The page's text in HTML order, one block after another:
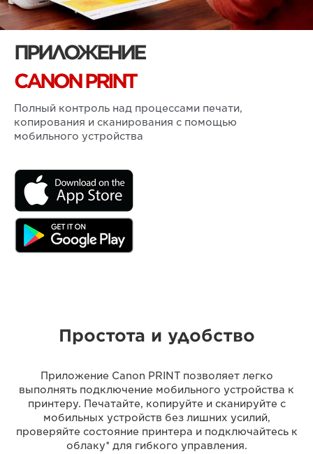
ПРИЛОЖЕНИЕ
CANON PRINT
Полный контроль над процессами печати,
копирования и сканирования с помощью
мобильного устройства
Простота и удобство
Приложение Canon PRINT позволяет легко
выполнять подключение мобильного устройства к
принтеру. Печатайте, копируйте и сканируйте с
мобильных устройств без лишних усилий,
проверяйте состояние принтера и подключайтесь к
облаку* для гибкого управления.